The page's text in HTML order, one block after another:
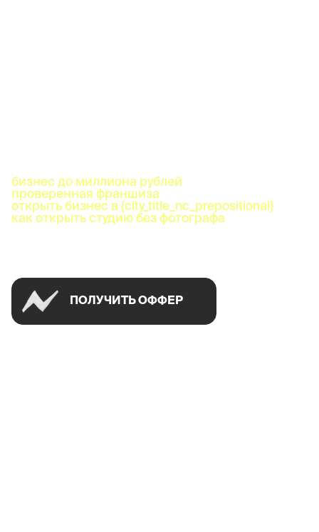
бизнес до миллиона рублей
проверенная франшиза
открыть бизнес в {city_title_nc_prepositional}
как открыть студию без фотографа
ПОЛУЧИТЬ ОФФЕР